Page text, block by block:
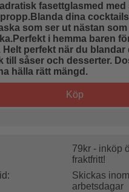
fasettglasmed med
dina
som ser ut nästan som
i hemma baren
Helt perfekt när du blandar
till såser och desserter.
hälla rätt mängd.
Köp
79kr - inköp
fraktfritt!
Skickas
arbetsdagar